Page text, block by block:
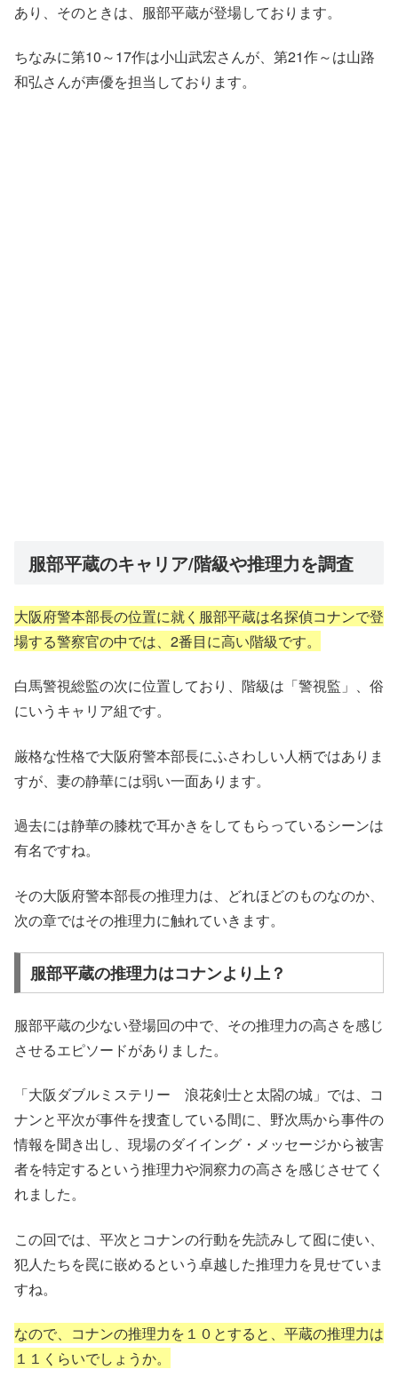
あり、そのときは、服部平蔵が登場しております。
ちなみに第10～17作は小山武宏さんが、第21作～は山路
和弘さんが声優を担当しております。
服部平蔵のキャリア/階級や推理力を調査
大阪府警本部長の位置に就く服部平蔵は名探偵コナンで登
場する警察官の中では、2番目に高い階級です。
白馬警視総監の次に位置しており、階級は「警視監」、俗
にいうキャリア組です。
厳格な性格で大阪府警本部長にふさわしい人柄ではありま
すが、妻の静華には弱い一面あります。
過去には静華の膝枕で耳かきをしてもらっているシーンは
有名ですね。
その大阪府警本部長の推理力は、どれほどのものなのか、
次の章ではその推理力に触れていきます。
服部平蔵の推理力はコナンより上？
服部平蔵の少ない登場回の中で、その推理力の高さを感じ
させるエピソードがありました。
「大阪ダブルミステリー 浪花剣士と太閤の城」では、コ
ナンと平次が事件を捜査している間に、野次馬から事件の
情報を聞き出し、現場のダイイング・メッセージから被害
者を特定するという推理力や洞察力の高さを感じさせてく
れました。
この回では、平次とコナンの行動を先読みして囮に使い、
犯人たちを罠に嵌めるという卓越した推理力を見せていま
すね。
なので、コナンの推理力を１０とすると、平蔵の推理力は
１１くらいでしょうか。